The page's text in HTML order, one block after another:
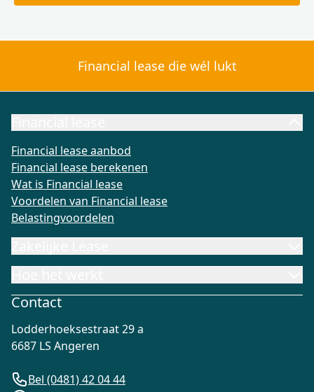
Financial lease die wél lukt
Financial lease aanbod
Financial lease berekenen
Wat is Financial lease
Voordelen van Financial lease
Belastingvoordelen
Contact
Lodderhoeksestraat 29 a
6687 LS Angeren
Bel (0481) 42 04 44